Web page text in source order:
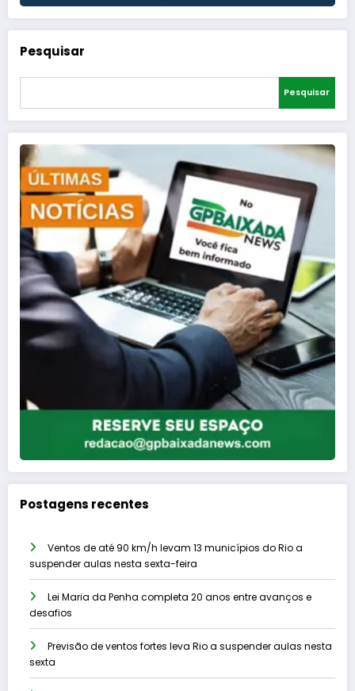
Pesquisar
Pesquisar
Postagens recentes
Ventos de até 90 km/h levam 13 municípios do Rio a
suspender aulas nesta sexta-feira
Lei Maria da Penha completa 20 anos entre avanços e
desafios
Previsão de ventos fortes leva Rio a suspender aulas nesta
sexta